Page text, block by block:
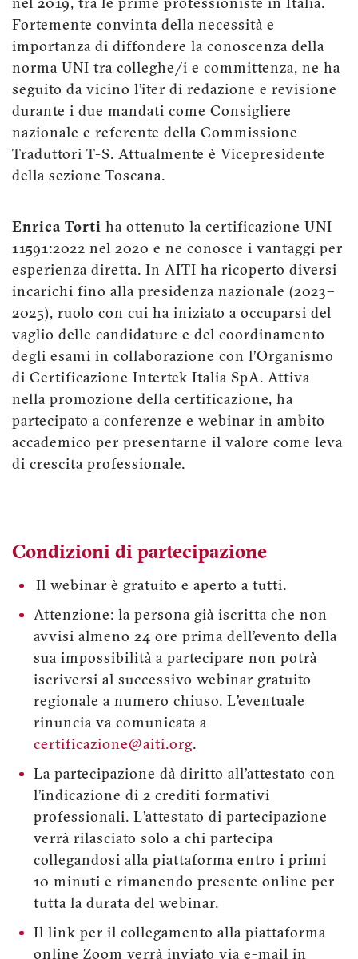
nel 2019, tra le prime professioniste in Italia.
Fortemente convinta della necessità e
importanza di diffondere la conoscenza della
norma UNI tra colleghe/i e committenza, ne ha
seguito da vicino l’iter di redazione e revisione
durante i due mandati come Consigliere
nazionale e referente della Commissione
Traduttori T-S. Attualmente è Vicepresidente
della sezione Toscana.
Enrica Torti ha ottenuto la certificazione UNI
11591:2022 nel 2020 e ne conosce i vantaggi per
esperienza diretta. In AITI ha ricoperto diversi
incarichi fino alla presidenza nazionale (2023–
2025), ruolo con cui ha iniziato a occuparsi del
vaglio delle candidature e del coordinamento
degli esami in collaborazione con l’Organismo
di Certificazione Intertek Italia SpA. Attiva
nella promozione della certificazione, ha
partecipato a conferenze e webinar in ambito
accademico per presentarne il valore come leva
di crescita professionale.
Condizioni di partecipazione
Il webinar è gratuito e aperto a tutti.
Attenzione: la persona già iscritta che non
avvisi almeno 24 ore prima dell’evento della
sua impossibilità a partecipare non potrà
iscriversi al successivo webinar gratuito
regionale a numero chiuso. L’eventuale
rinuncia va comunicata a
certificazione@aiti.org.
La partecipazione dà diritto all’attestato con
l’indicazione di 2 crediti formativi
professionali. L’attestato di partecipazione
verrà rilasciato solo a chi partecipa
collegandosi alla piattaforma entro i primi
10 minuti e rimanendo presente online per
tutta la durata del webinar.
Il link per il collegamento alla piattaforma
online Zoom verrà inviato via e-mail in